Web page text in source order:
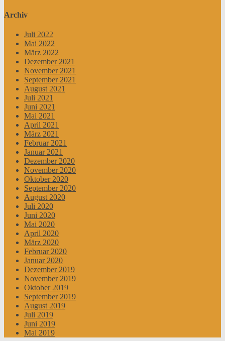
Archiv
Juli 2022
Mai 2022
März 2022
Dezember 2021
November 2021
September 2021
August 2021
Juli 2021
Juni 2021
Mai 2021
April 2021
März 2021
Februar 2021
Januar 2021
Dezember 2020
November 2020
Oktober 2020
September 2020
August 2020
Juli 2020
Juni 2020
Mai 2020
April 2020
März 2020
Februar 2020
Januar 2020
Dezember 2019
November 2019
Oktober 2019
September 2019
August 2019
Juli 2019
Juni 2019
Mai 2019